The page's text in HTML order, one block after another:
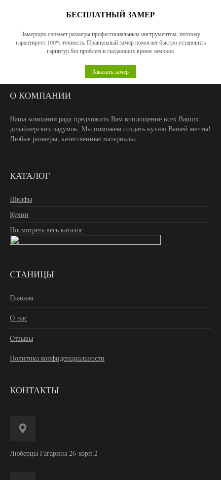
БЕСПЛАТНЫЙ ЗАМЕР
Замерщик снимает размеры профессиональным инструментом, поэтому
гарантирует 100% точность. Правильный замер помогает быстро установить
гарнитур без проблем и съедающих время заминок
Заказать замер
О КОМПАНИИ
Наша компания рада предложить Вам воплощение всех Ваших
дизайнерских задумок. Мы поможем создать кухню Вашей мечты!
Любые размеры, качественные материалы.
КАТАЛОГ
Шкафы
Кухни
Посмотреть весь каталог
СТАНИЦЫ
Главная
О нас
Отзывы
Политика конфиденциальности
КОНТАКТЫ
Люберцы Гагарина 26 корп.2